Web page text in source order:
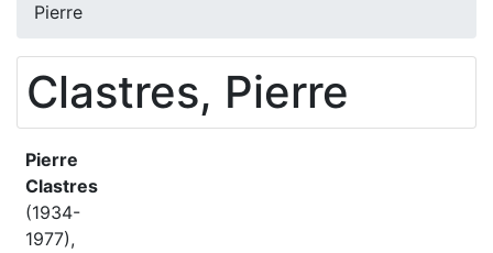
Pierre
Clastres, Pierre
Pierre
Clastres
(1934-
1977),